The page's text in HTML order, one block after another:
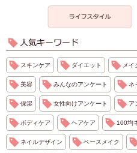
スキンケア ダイエット メイ
美容 みんなのアンケート ネ
保湿 女性向けアンケート ア
ボディケア ヘアケア 100均
ネイルデザイン ベースメイク